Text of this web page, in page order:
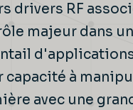
drivers RF
majeur dans
capacité à
avec une